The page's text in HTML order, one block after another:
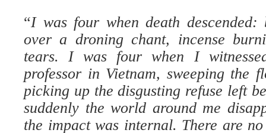
“I was four when death descended:
over a droning chant, incense
tears. I was four when I
professor in Vietnam, sweeping the
picking up the disgusting refuse left
suddenly the world around me
the impact was internal. There are